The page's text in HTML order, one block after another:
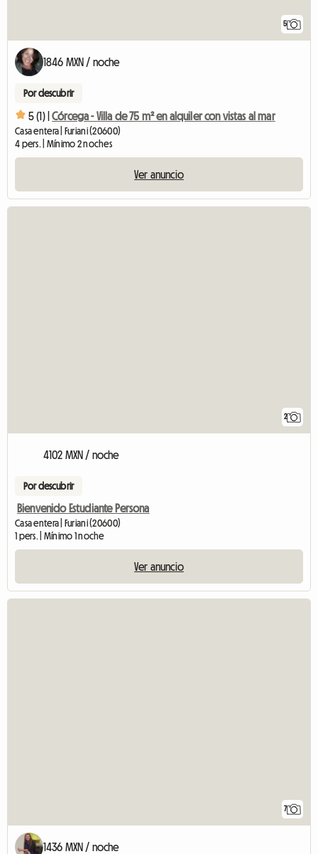
5
1846 MXN / noche
Por descubrir
5 (1) | Córcega - Villa de 75 m² en alquiler con vistas al mar
Casa entera | Furiani (20600)
4 pers. | Mínimo 2 noches
Ver anuncio
2
4102 MXN / noche
Por descubrir
Bienvenido Estudiante Persona
Casa entera | Furiani (20600)
1 pers. | Mínimo 1 noche
Ver anuncio
7
1436 MXN / noche